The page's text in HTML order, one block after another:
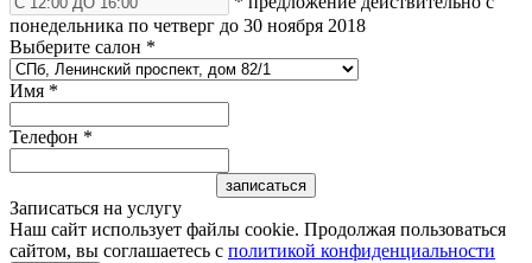
понедельника по четверг до 30 ноября 2018
Выберите салон *
Имя *
Телефон *
Записаться на услугу
Наш сайт использует файлы cookie. Продолжая пользоваться
сайтом, вы соглашаетесь с политикой конфиденциальности